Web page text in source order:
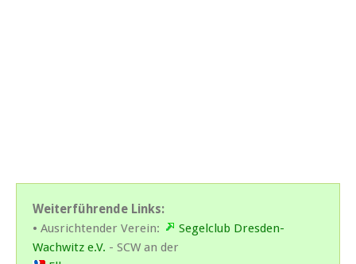
Weiterführende Links:
• Ausrichtender Verein:
Segelclub Dresden-
Wachwitz e.V. - SCW an der